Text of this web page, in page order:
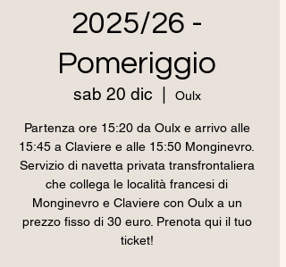
2025/26 -
Pomeriggio
sab 20 dic Oulx
Partenza ore 15:20 da Oulx e arrivo alle
15:45 a Claviere e alle 15:50 Monginevro.
Servizio di navetta privata transfrontaliera
che collega le località francesi di
Monginevro e Claviere con Oulx a un
prezzo fisso di 30 euro. Prenota qui il tuo
ticket!